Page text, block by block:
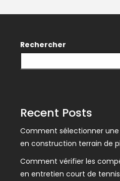
Rechercher
Recent Posts
Comment sélectionner
en construction terrain de
Comment vérifier les
en entretien court de